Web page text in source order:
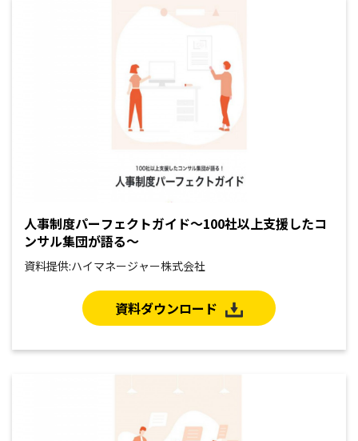
人事制度パーフェクトガイド〜100社以上支援したコ
ンサル集団が語る〜
資料提供:ハイマネージャー株式会社
資料ダウンロード